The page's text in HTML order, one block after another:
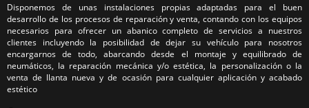
Disponemos de unas instalaciones propias adaptadas para el buen
desarrollo de los procesos de reparación y venta, contando con los equipos
necesarios para ofrecer un abanico completo de servicios a nuestros
clientes incluyendo la posibilidad de dejar su vehículo para nosotros
encargarnos de todo, abarcando desde el montaje y equilibrado de
neumáticos, la reparación mecánica y/o estética, la personalización o la
venta de llanta nueva y de ocasión para cualquier aplicación y acabado
estético